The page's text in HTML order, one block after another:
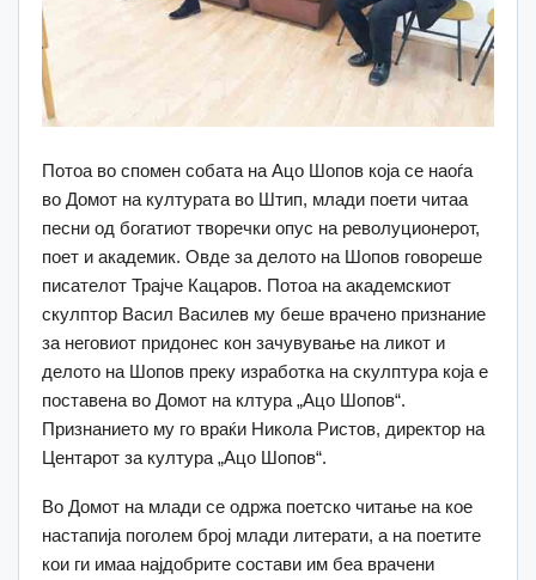
Потоа во спомен собата на Ацо Шопов која се наоѓа
во Домот на културата во Штип, млади поети читаа
песни од богатиот творечки опус на револуционерот,
поет и академик. Овде за делото на Шопов говореше
писателот Трајче Кацаров. Потоа на академскиот
скулптор Васил Василев му беше врачено признание
за неговиот придонес кон зачувување на ликот и
делото на Шопов преку изработка на скулптура која е
поставена во Домот на клтура „Ацо Шопов“.
Признанието му го враќи Никола Ристов, директор на
Центарот за култура „Ацо Шопов“.
Во Домот на млади се одржа поетско читање на кое
настапија поголем број млади литерати, а на поетите
кои ги имаа најдобрите состави им беа врачени